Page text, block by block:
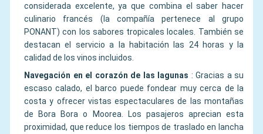
considerada excelente, ya que combina el saber hacer
culinario francés (la compañía pertenece al grupo
PONANT) con los sabores tropicales locales. También se
destacan el servicio a la habitación las 24 horas y la
calidad de los vinos incluidos.
Navegación en el corazón de las lagunas : Gracias a su
escaso calado, el barco puede fondear muy cerca de la
costa y ofrecer vistas espectaculares de las montañas
de Bora Bora o Moorea. Los pasajeros aprecian esta
proximidad, que reduce los tiempos de traslado en lancha